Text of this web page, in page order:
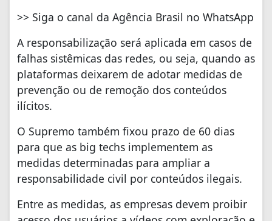
>> Siga o canal da Agência Brasil no WhatsApp
A responsabilização será aplicada em casos de
falhas sistêmicas das redes, ou seja, quando as
plataformas deixarem de adotar medidas de
prevenção ou de remoção dos conteúdos
ilícitos.
O Supremo também fixou prazo de 60 dias
para que as big techs implementem as
medidas determinadas para ampliar a
responsabilidade civil por conteúdos ilegais.
Entre as medidas, as empresas devem proibir